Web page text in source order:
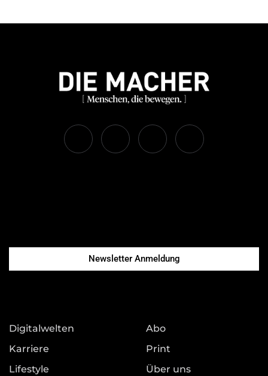
Newsletter Anmeldung
Digitalwelten
Karriere
Lifestyle
Abo
Print
Über uns